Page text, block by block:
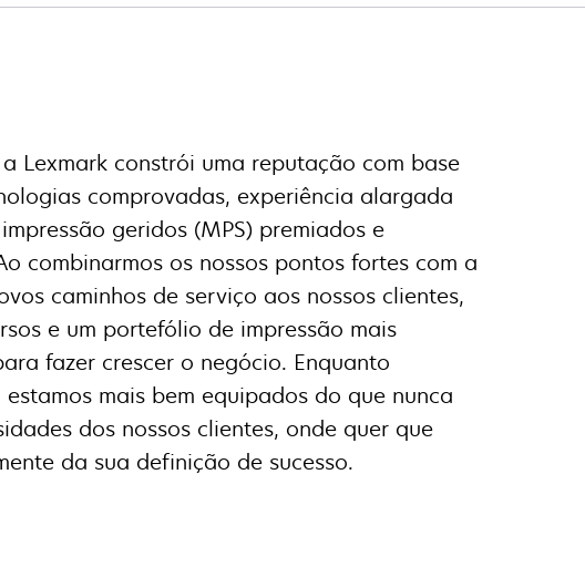
Lexmark constrói uma reputação com base
comprovadas, experiência alargada
geridos (MPS) premiados e
combinarmos os nossos pontos fortes com a
caminhos de serviço aos nossos clientes,
e um portefólio de impressão mais
fazer crescer o negócio. Enquanto
mais bem equipados do que nunca
dos nossos clientes, onde quer que
da sua definição de sucesso.